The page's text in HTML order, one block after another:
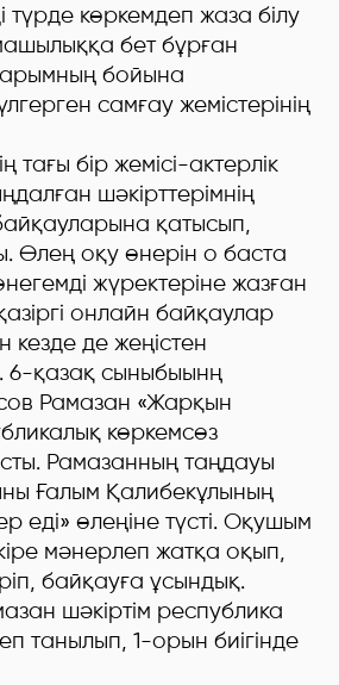
түрде көркемдеп жаза білу
бет бұрған
бойына
самғау жемістерінің
тағы бір жемісі-актерлік
шәкірттерімнің
қатысып,
Өлең оқу өнерін о баста
жүректеріне жазған
онлайн байқаулар
де жеңістен
6-қазақ сыныбыынң
Рамазан «Жарқын
көркемсөз
Рамазанның таңдауы
Ғалым Қалибекұлының
еді» өлеңіне түсті. Оқушым
мәнерлеп жатқа оқып,
байқауға ұсындық.
шәкіртім республика
танылып, 1-орын биігінде